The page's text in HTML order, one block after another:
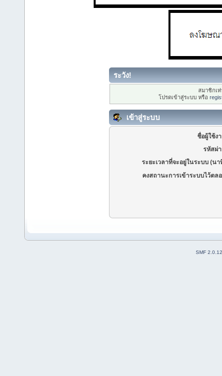
ระวัง!
สมาชิกเ
โปรดเข้าสู่ระบบ หรือ
เข้าสู่ระบบ
ชื่อผู้ใช้ง
รหัสผ่
ระยะเวลาที่จะอยู่ในระบบ (นา
คงสถานะการเข้าระบบไว้ตล
SMF 2.0.12